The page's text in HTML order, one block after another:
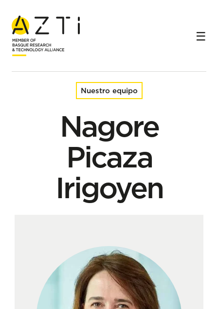
Inicio Equipo Nagore Picaza Irigoyen
Nuestro equipo
Nagore
Picaza
Irigoyen